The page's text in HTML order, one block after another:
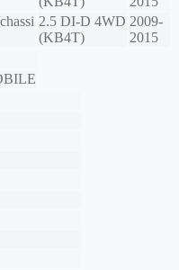
2.5 DI-D 4WD
(KB4T)
2009-
2015